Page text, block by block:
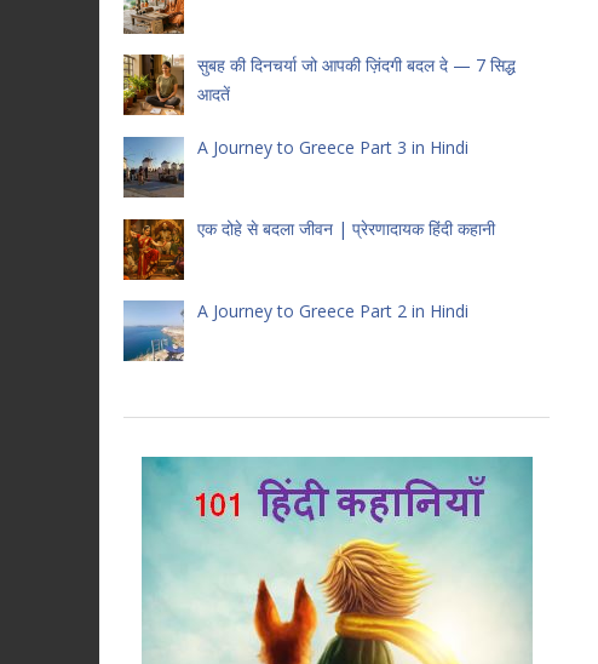
सुबह की दिनचर्या जो आपकी ज़िंदगी बदल दे — 7 सिद्ध
आदतें
A Journey to Greece Part 3 in Hindi
एक दोहे से बदला जीवन | प्रेरणादायक हिंदी कहानी
A Journey to Greece Part 2 in Hindi